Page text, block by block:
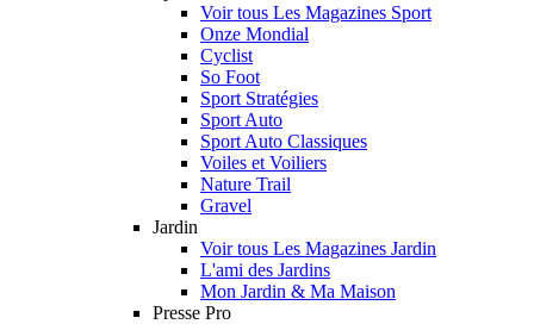
Voir tous Les Magazines Sport
Onze Mondial
Cyclist
So Foot
Sport Stratégies
Sport Auto
Sport Auto Classiques
Voiles et Voiliers
Nature Trail
Gravel
Jardin
Voir tous Les Magazines Jardin
L'ami des Jardins
Mon Jardin & Ma Maison
Presse Pro